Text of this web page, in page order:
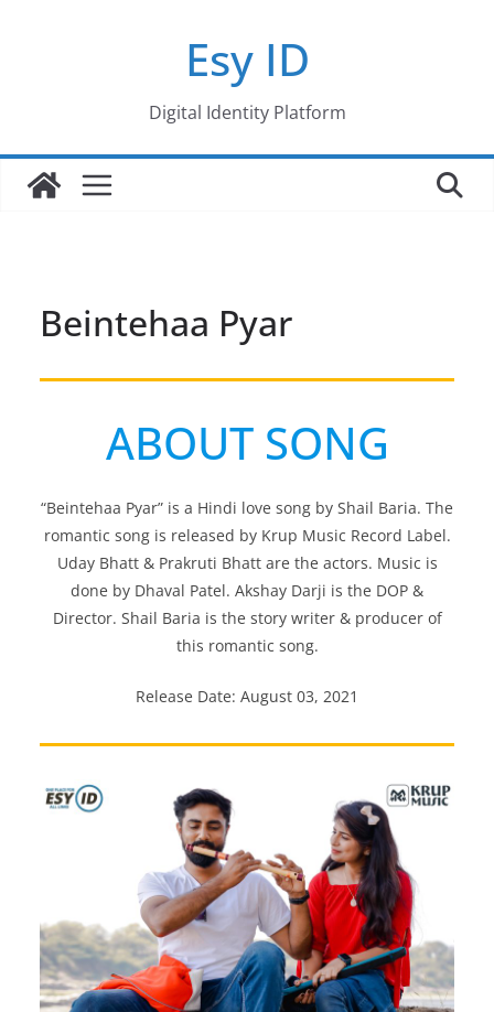
Esy ID
Digital Identity Platform
Beintehaa Pyar
ABOUT SONG
“Beintehaa Pyar” is a Hindi love song by Shail Baria. The
romantic song is released by Krup Music Record Label.
Uday Bhatt & Prakruti Bhatt are the actors. Music is
done by Dhaval Patel. Akshay Darji is the DOP &
Director. Shail Baria is the story writer & producer of
this romantic song.
Release Date: August 03, 2021